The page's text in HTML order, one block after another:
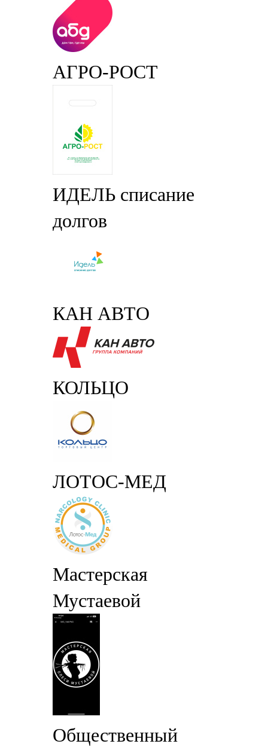
АГРО-РОСТ
ИДЕЛЬ списание
долгов
КАН АВТО
КОЛЬЦО
ЛОТОС-МЕД
Мастерская
Мустаевой
Общественный